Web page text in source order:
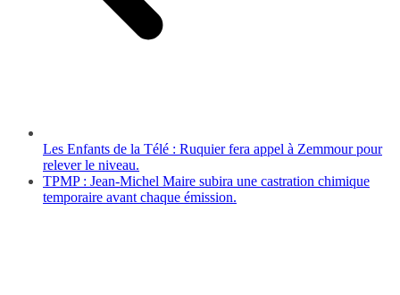
Les Enfants de la Télé : Ruquier fera appel à Zemmour pour
relever le niveau.
TPMP : Jean-Michel Maire subira une castration chimique
temporaire avant chaque émission.